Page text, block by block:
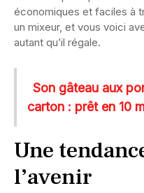
économiques et faciles à
un mixeur, et vous voici
autant qu’il régale.
Son gâteau aux
carton : prêt en 10
Une
l’avenir